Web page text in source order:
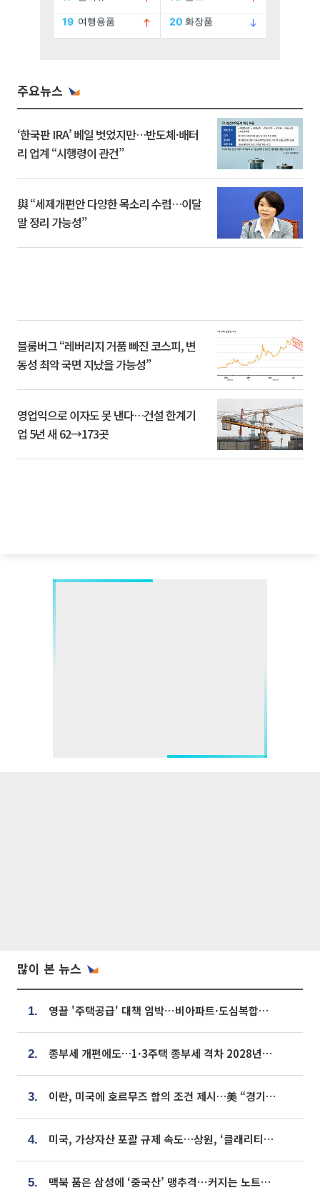
주요뉴스
‘한국판 IRA’ 베일 벗었지만…반도체·배터
리 업계 “시행령이 관건”
與 “세제개편안 다양한 목소리 수렴…이달
말 정리 가능성”
블룸버그 “레버리지 거품 빠진 코스피, 변
동성 최악 국면 지났을 가능성”
영업익으로 이자도 못 낸다…건설 한계기
업 5년 새 62→173곳
많이 본 뉴스
1. 영끌 '주택공급' 대책 임박⋯비아파트·도심복합까지 총동원
2. 종부세 개편에도…1·3주택 종부세 격차 2028년부터 확대
3. 이란, 미국에 호르무즈 합의 조건 제시…美 “경기 아직 안 끝나” [종합]
4. 미국, 가상자산 포괄 규제 속도…상원, ‘클래리티법’ 9월 절차투표 추진
5. 맥북 품은 삼성에 ‘중국산’ 맹추격⋯커지는 노트북 OLED 시장